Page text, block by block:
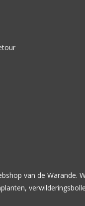
van de Warande.